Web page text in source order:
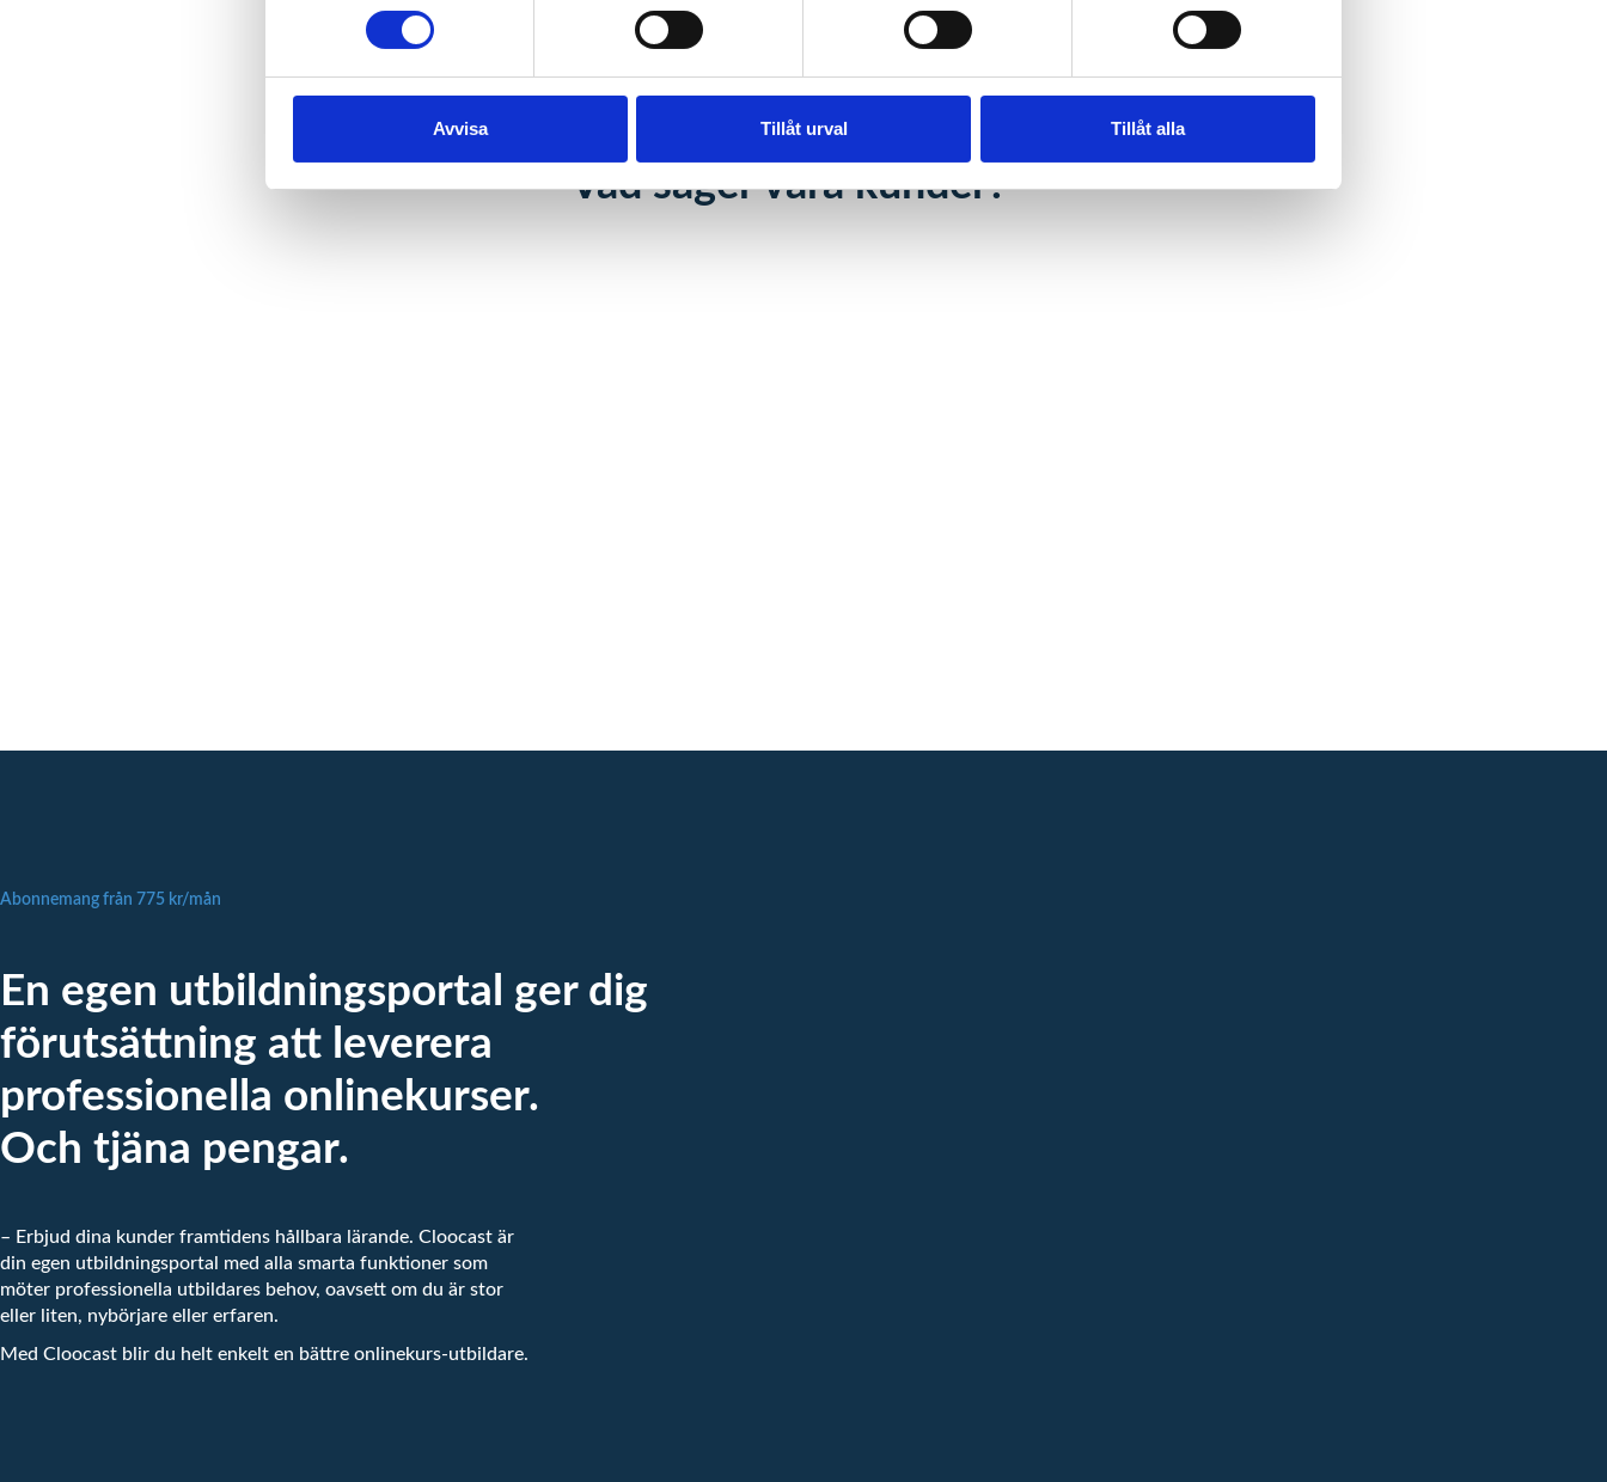
Avvisa Tillåt urval Tillåt alla
Vad säger våra kunder?
Abonnemang från 775 kr/mån
En egen utbildningsportal ger dig
förutsättning att leverera
professionella onlinekurser.
Och tjäna pengar.
– Erbjud dina kunder framtidens hållbara lärande. Cloocast är
din egen utbildningsportal med alla smarta funktioner som
möter professionella utbildares behov, oavsett om du är stor
eller liten, nybörjare eller erfaren.
Med Cloocast blir du helt enkelt en bättre onlinekurs-utbildare.